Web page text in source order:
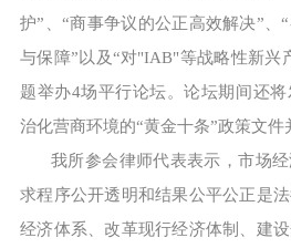
护”、“商事争议的公正高效解决”、
与保障”以及“对"IAB"等战略性新兴
题举办4场平行论坛。论坛期间还
治化营商环境的“黄金十条”政策文件
我所参会律师代表表示，市场
求程序公开透明和结果公平公正是
经济体系、改革现行经济体制、建